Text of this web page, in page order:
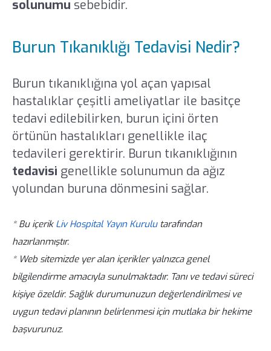
solunumu sebebidir.
Burun Tıkanıklığı Tedavisi Nedir?
Burun tıkanıklığına yol açan yapısal
hastalıklar çeşitli ameliyatlar ile basitçe
tedavi edilebilirken, burun içini örten
örtünün hastalıkları genellikle ilaç
tedavileri gerektirir. Burun tıkanıklığının
tedavisi genellikle solunumun da ağız
yolundan buruna dönmesini sağlar.
* Bu içerik Liv Hospital Yayın Kurulutarafından
hazırlanmıştır.
* Web sitemizde yer alan içerikler yalnızca genel
bilgilendirme amacıyla sunulmaktadır. Tanı ve tedavi süreci
kişiye özeldir. Sağlık durumunuzun değerlendirilmesi ve
uygun tedavi planının belirlenmesi için mutlaka bir hekime
başvurunuz.